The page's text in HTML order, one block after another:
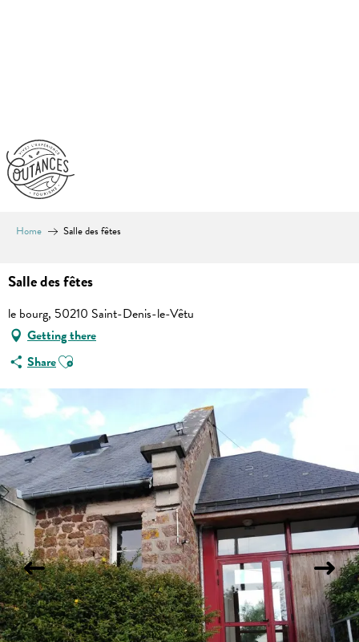
Home Salle des fêtes
Salle des fêtes
le bourg, 50210 Saint-Denis-le-Vêtu
Getting there
ShareAjouter aux favoris